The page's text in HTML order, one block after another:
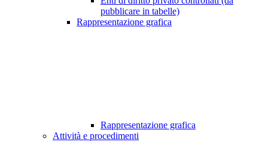
pubblicare in tabelle)
Rappresentazione grafica
Rappresentazione grafica
Attività e procedimenti